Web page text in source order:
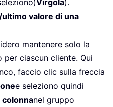
Virgola).
valore di una
mantenere solo la
ciascun cliente. Qui
faccio clic sulla freccia
e seleziono quindi
colonnanel gruppo